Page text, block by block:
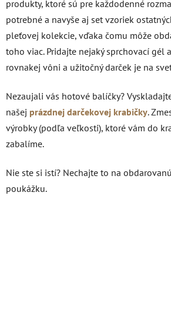
produkty, ktoré sú pre každodenné
potrebné a navyše aj set vzoriek
pleťovej kolekcie, vďaka čomu môže
toho viac. Pridajte nejaký sprchovací gél
rovnakej vôni a užitočný darček je na
Nezaujali vás hotové balíčky?
našej prázdnej darčekovej krabičky.
výrobky (podľa veľkosti), ktoré vám do
zabalíme.
Nie ste si istí? Nechajte to na
poukážku.